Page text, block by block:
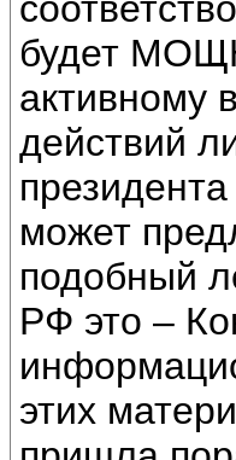
будет
активному
действий
может
подобный
РФ это –
этих